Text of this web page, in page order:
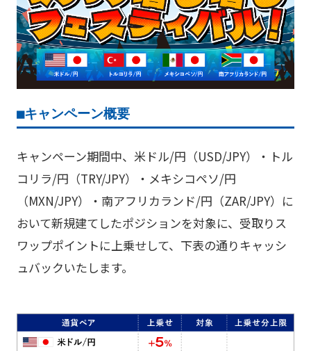
■キャンペーン概要
キャンペーン期間中、米ドル/円（USD/JPY）・トル
コリラ/円（TRY/JPY）・メキシコペソ/円
（MXN/JPY）・南アフリカランド/円（ZAR/JPY）に
おいて新規建てしたポジションを対象に、受取りス
ワップポイントに上乗せして、下表の通りキャッシ
ュバックいたします。